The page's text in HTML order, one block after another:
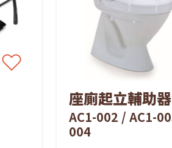
座廁起立輔助
AC1-002 / AC1-
004